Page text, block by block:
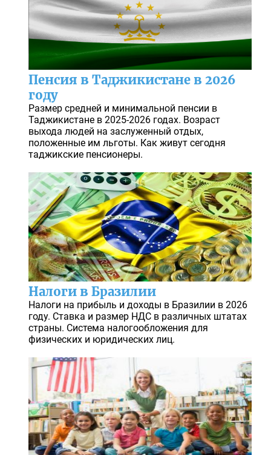
Пенсия в Таджикистане в 2026
году
Размер средней и минимальной пенсии в
Таджикистане в 2025-2026 годах. Возраст
выхода людей на заслуженный отдых,
положенные им льготы. Как живут сегодня
таджикские пенсионеры.
Налоги в Бразилии
Налоги на прибыль и доходы в Бразилии в 2026
году. Ставка и размер НДС в различных штатах
страны. Система налогообложения для
физических и юридических лиц.